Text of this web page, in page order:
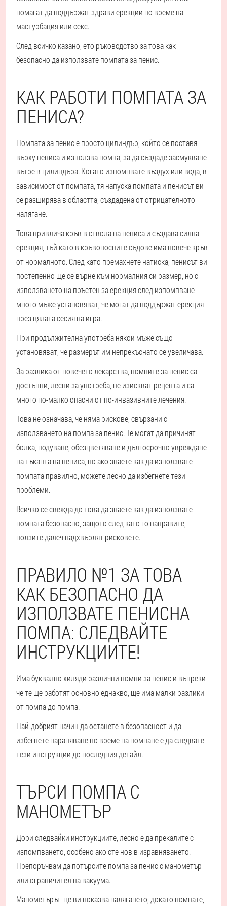
помагат да поддържат здрави ерекции по време на
мастурбация или секс.
След всичко казано, ето ръководство за това как
безопасно да използвате помпата за пенис.
КАК РАБОТИ ПОМПАТА ЗА
ПЕНИСА?
Помпата за пенис е просто цилиндър, който се поставя
върху пениса и използва помпа, за да създаде засмукване
вътре в цилиндъра. Когато изпомпвате въздух или вода, в
зависимост от помпата, тя напуска помпата и пенисът ви
се разширява в областта, създадена от отрицателното
налягане.
Това привлича кръв в ствола на пениса и създава силна
ерекция, тъй като в кръвоносните съдове има повече кръв
от нормалното. След като премахнете натиска, пенисът ви
постепенно ще се върне към нормалния си размер, но с
използването на пръстен за ерекция след изпомпване
много мъже установяват, че могат да поддържат ерекция
през цялата сесия на игра.
При продължителна употреба някои мъже също
установяват, че размерът им непрекъснато се увеличава.
За разлика от повечето лекарства, помпите за пенис са
достъпни, лесни за употреба, не изискват рецепта и са
много по-малко опасни от по-инвазивните лечения.
Това не означава, че няма рискове, свързани с
използването на помпа за пенис. Те могат да причинят
болка, подуване, обезцветяване и дългосрочно увреждане
на тъканта на пениса, но ако знаете как да използвате
помпата правилно, можете лесно да избегнете тези
проблеми.
Всичко се свежда до това да знаете как да използвате
помпата безопасно, защото след като го направите,
ползите далеч надхвърлят рисковете.
ПРАВИЛО №1 ЗА ТОВА
КАК БЕЗОПАСНО ДА
ИЗПОЛЗВАТЕ ПЕНИСНА
ПОМПА: СЛЕДВАЙТЕ
ИНСТРУКЦИИТЕ!
Има буквално хиляди различни помпи за пенис и въпреки
че те ще работят основно еднакво, ще има малки разлики
от помпа до помпа.
Най-добрият начин да останете в безопасност и да
избегнете нараняване по време на помпане е да следвате
тези инструкции до последния детайл.
ТЪРСИ ПОМПА С
МАНОМЕТЪР
Дори следвайки инструкциите, лесно е да прекалите с
изпомпването, особено ако сте нов в изравняването.
Препоръчвам да потърсите помпа за пенис с манометър
или ограничител на вакуума.
Манометърът ще ви показва налягането, докато помпате,